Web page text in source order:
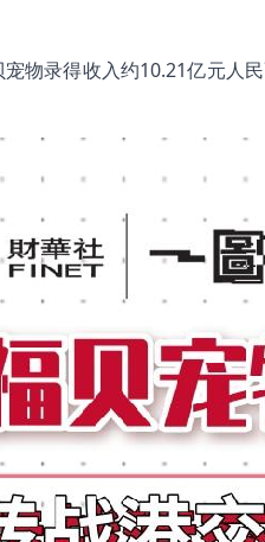
物录得收入约10.21亿元人